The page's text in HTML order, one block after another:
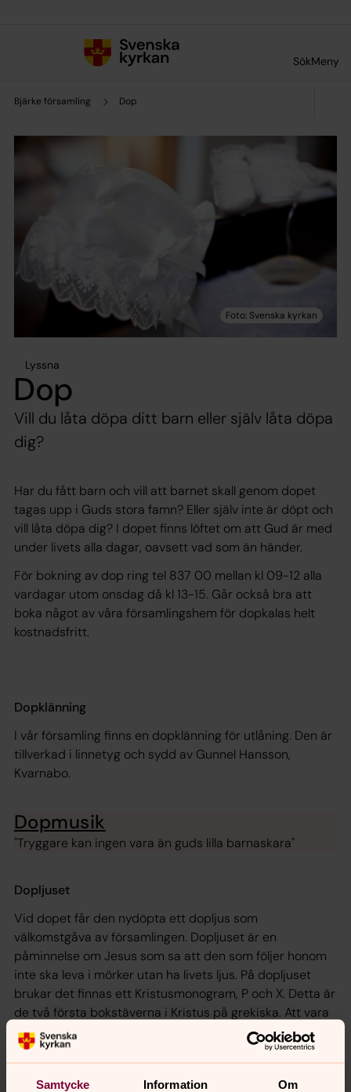
Samtycke Information Om
SökMeny
Bjärke församling Dop
Lyssna
Dop
Vill du låta döpa ditt barn eller själv låta döpa
dig?
Har du fått barn och vill att barnet skall genom dopet
tagas upp i Guds stora famn? Eller själv inte är döpt och
vill låta döpa dig? I dopet finns löftet om att Gud är med
under livets alla dagar, oavsett vad som än händer.
För bokning av dop ring tel 837 00 mellan kl 09-12 alla
vardagar utom onsdag då kl 13-15. Går också bra att
boka något av våra församlingshem för dopkalas helt
kostnadsfritt.
Dopklänning
I vår församling finns en dopklänning för utlåning. Den är
tillverkad i linnetyg och sydd av Gunnel Hansson,
Kvarnabo.
Dopmusik
"Tryggare kan ingen vara än guds lilla barnaskara"
Dopljuset
Vid dopet får den nydöpta ett dopljus som
välkomstgåva av församlingen. Dopljuset är en
påminnelse om Jesus som sa att den som följer honom
inte ska leva i mörker utan ha livets ljus. På dopljuset
brukar det finnas ett Kristusmonogram, P och X. Detta är
de två första bokstäverna i Kristus på grekiska. Att vara
döpt innebär att vara en del av den kristna
gemenskapen tillsammans med alla andra döpta.